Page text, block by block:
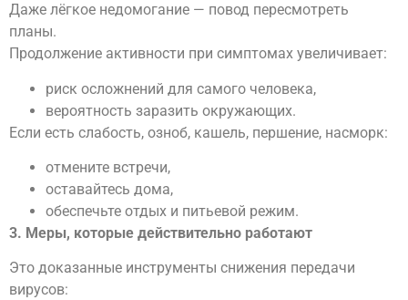
Даже лёгкое недомогание — повод пересмотреть
планы.
Продолжение активности при симптомах увеличивает:
риск осложнений для самого человека,
вероятность заразить окружающих.
Если есть слабость, озноб, кашель, першение, насморк:
отмените встречи,
оставайтесь дома,
обеспечьте отдых и питьевой режим.
3. Меры, которые действительно работают
Это доказанные инструменты снижения передачи
вирусов: